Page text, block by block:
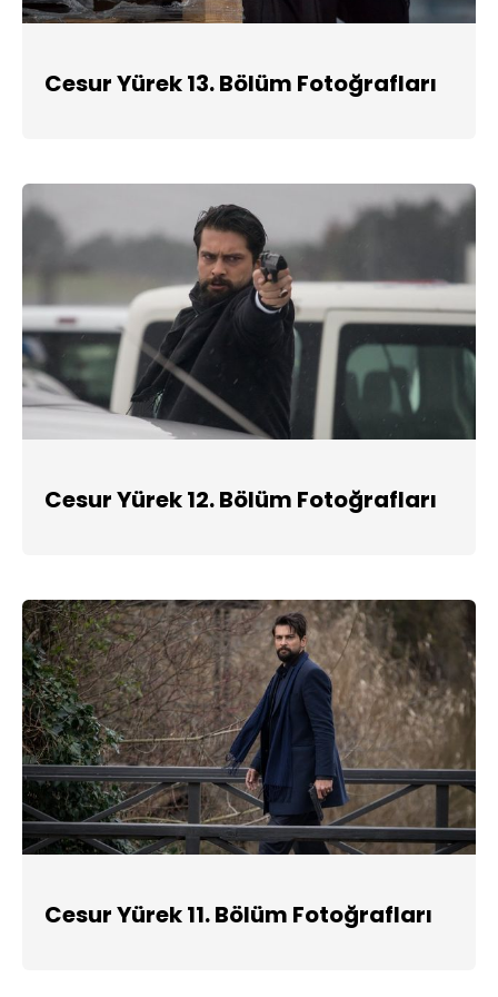
Cesur Yürek 13. Bölüm Fotoğrafları
Cesur Yürek 12. Bölüm Fotoğrafları
Cesur Yürek 11. Bölüm Fotoğrafları